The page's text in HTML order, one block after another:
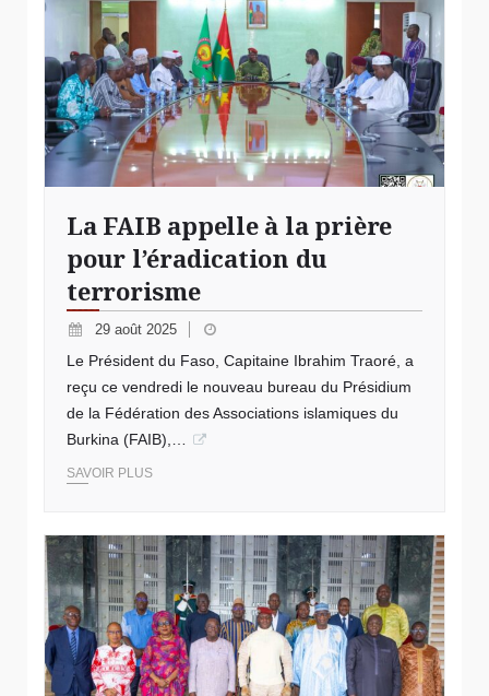
La FAIB appelle à la prière
pour l’éradication du
terrorisme
29 août 2025
Le Président du Faso, Capitaine Ibrahim Traoré, a
reçu ce vendredi le nouveau bureau du Présidium
de la Fédération des Associations islamiques du
Burkina (FAIB),…
SAVOIR PLUS